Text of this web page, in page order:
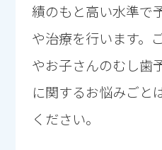
績のもと高い水準で
や治療を行います。
やお子さんのむし歯
に関するお悩みごと
ください。